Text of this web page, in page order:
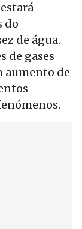
do
de água.
de gases
aumento de